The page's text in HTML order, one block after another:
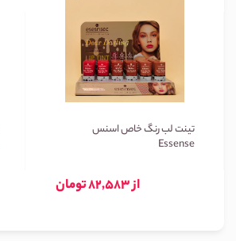
تینت لب رنگ خاص اسنس
Essense
از 82,583 تومان